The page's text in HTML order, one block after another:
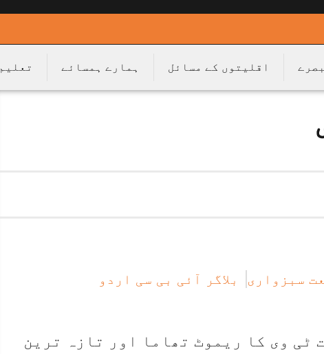
اقلیتوں کے مسائل ہمارے ہمسائے تعلیم
سبزواری بلاگر آئی بی سی اردو
ٹی وی کا ریموٹ تھاما اور تازہ ترین